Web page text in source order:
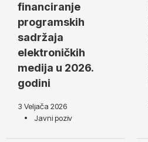
financiranje
programskih
sadržaja
elektroničkih
medija u 2026.
godini
3 Veljača 2026
Javni poziv